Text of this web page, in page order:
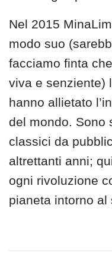
Nel 2015
modo suo
facciamo finta
viva e senziente)
hanno allietato
del mondo. Sono
classici da
altrettanti anni;
ogni rivoluzione
pianeta intorno al